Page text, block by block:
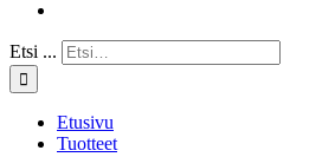
Etsi ...
Etusivu
Tuotteet